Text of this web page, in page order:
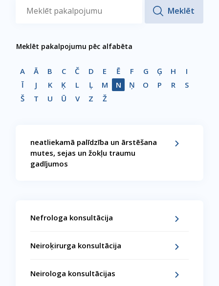
Meklēt pakalpojumu pēc alfabēta
A Ā B C Č D E Ē F G Ģ H
I
Ī
J K Ķ L Ļ M N Ņ O P R
S
Š
T U Ū V Z Ž
neatliekamā palīdzība un ārstēšana
mutes, sejas un žokļu traumu
gadījumos
Nefrologa konsultācija
Neiroķirurga konsultācija
Neirologa konsultācijas